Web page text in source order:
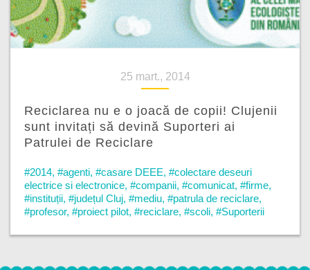
25 mart., 2014
Reciclarea nu e o joacă de copii! Clujenii
sunt invitați să devină Suporteri ai
Patrulei de Reciclare
#2014, #agenti, #casare DEEE, #colectare deseuri
electrice si electronice, #companii, #comunicat, #firme,
#instituții, #județul Cluj, #mediu, #patrula de reciclare,
#profesor, #proiect pilot, #reciclare, #scoli, #Suporterii